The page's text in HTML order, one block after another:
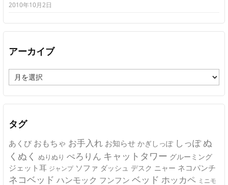
2010年10月2日
アーカイブ
ー
カ
イ
タグ
あくび おもちゃ お手入れ お知らせ かぎしっぽ しっぽ ぬ
くぬく ぬりぬり ぺろりん キャットタワー グルーミング
ジェット耳 ジャンプ ソファ ダッシュ デスク ニャー ネコパンチ
ネコベッド ハンモック フンフン ベッド ホッカペ ミニモ